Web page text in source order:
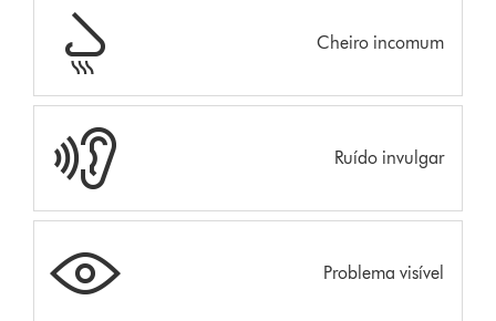
Cheiro incomum
Ruído invulgar
Problema visível